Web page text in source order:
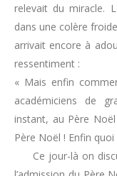
relevait du miracle.
dans une colère
arrivait encore à
ressentiment :
« Mais enfin
académiciens de
instant, au Père
Père Noël ! Enfin quoi
Ce jour-là on